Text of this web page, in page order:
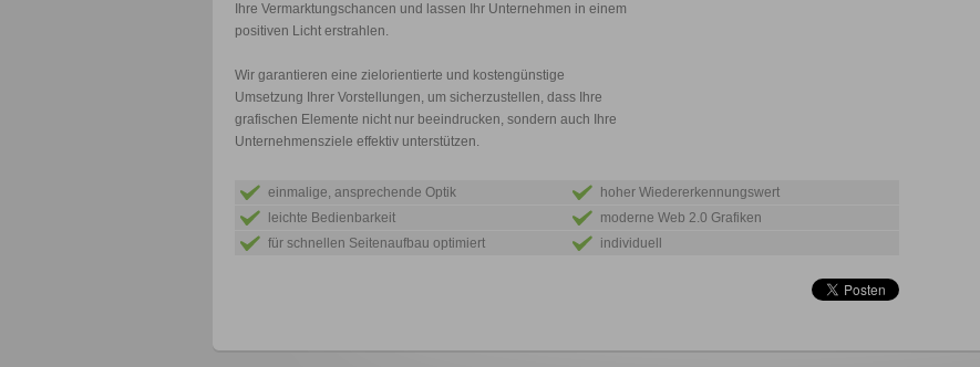
Ihre Vermarktungschancen und lassen Ihr Unternehmen in einem
positiven Licht erstrahlen.
Wir garantieren eine zielorientierte und kostengünstige
Umsetzung Ihrer Vorstellungen, um sicherzustellen, dass Ihre
grafischen Elemente nicht nur beeindrucken, sondern auch Ihre
Unternehmensziele effektiv unterstützen.
einmalige, ansprechende Optik
hoher Wiedererkennungswert
leichte Bedienbarkeit
moderne Web 2.0 Grafiken
für schnellen Seitenaufbau optimiert
individuell